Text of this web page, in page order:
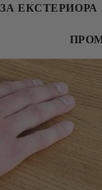
ЗА ЕКСТЕРИОРА